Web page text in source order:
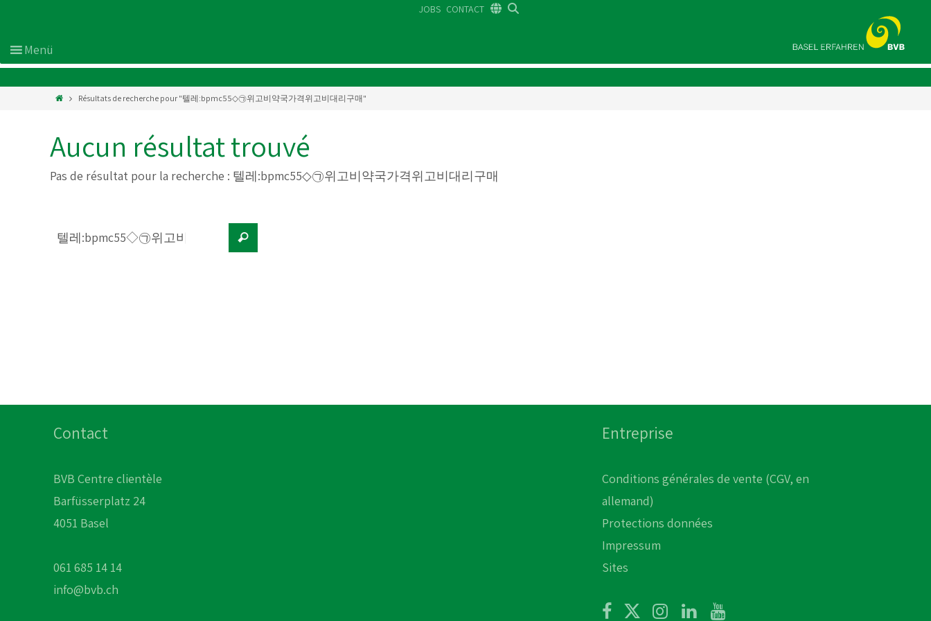
JOBS CONTACT
Résultats de recherche pour "텔레:bpmc55◇㉠위고비약국가격위고비대리구매"
Aucun résultat trouvé
Pas de résultat pour la recherche : 텔레:bpmc55◇㉠위고비약국가격위고비대리구매
Contact
BVB Centre clientèle
Barfüsserplatz 24
4051 Basel
061 685 14 14
info@bvb.ch
Entreprise
Conditions générales de vente (CGV, en
allemand)
Protections données
Impressum
Sites